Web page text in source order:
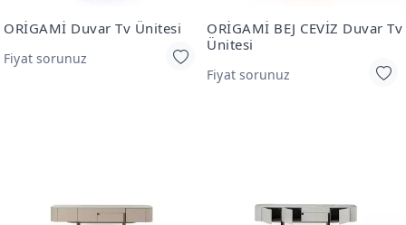
ORİGAMİ Duvar Tv Ünitesi
Fiyat sorunuz
ORİGAMİ BEJ CEVİZ Duvar Tv
Ünitesi
Fiyat sorunuz